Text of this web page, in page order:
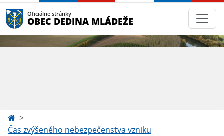
Oficiálne stránky
OBEC DEDINA MLÁDEŽE
Čas zvýšeného nebezpečenstva vzniku